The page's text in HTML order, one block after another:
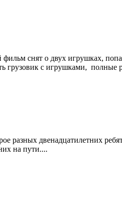
снят о двух игрушках,
грузовик с игрушками, полные
разных двенадцатилетних
на пути....